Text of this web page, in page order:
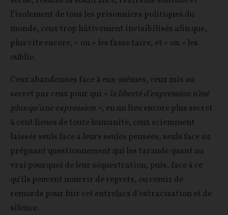
l’isolement de tous les prisonniers politiques du
monde, ceux trop hâtivement invisibilisés afin que,
plus vite encore, « on » les fasse taire, et « on » les
oublie.
Ceux abandonnés face à eux-mêmes, ceux mis au
secret par ceux pour qui « la liberté d’expression n’est
plus qu’une expression », en un lieu encore plus secret
à cent lieues de toute humanité, ceux sciemment
laissés seuls face à leurs seules pensées, seuls face au
prégnant questionnement qui les taraude quant au
vrai pourquoi de leur séquestration, puis, face à ce
qu’ils peuvent nourrir de regrets, ou vomir de
remords pour fuir cet entrelacs d’ostracisation et de
silence.